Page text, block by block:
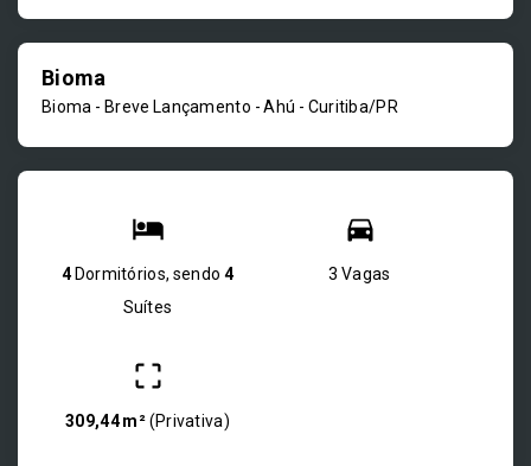
Bioma
Bioma - Breve Lançamento -Ahú - Curitiba/PR
4Dormitórios, sendo 4
Suítes
3 Vagas
309,44 m²(Privativa)